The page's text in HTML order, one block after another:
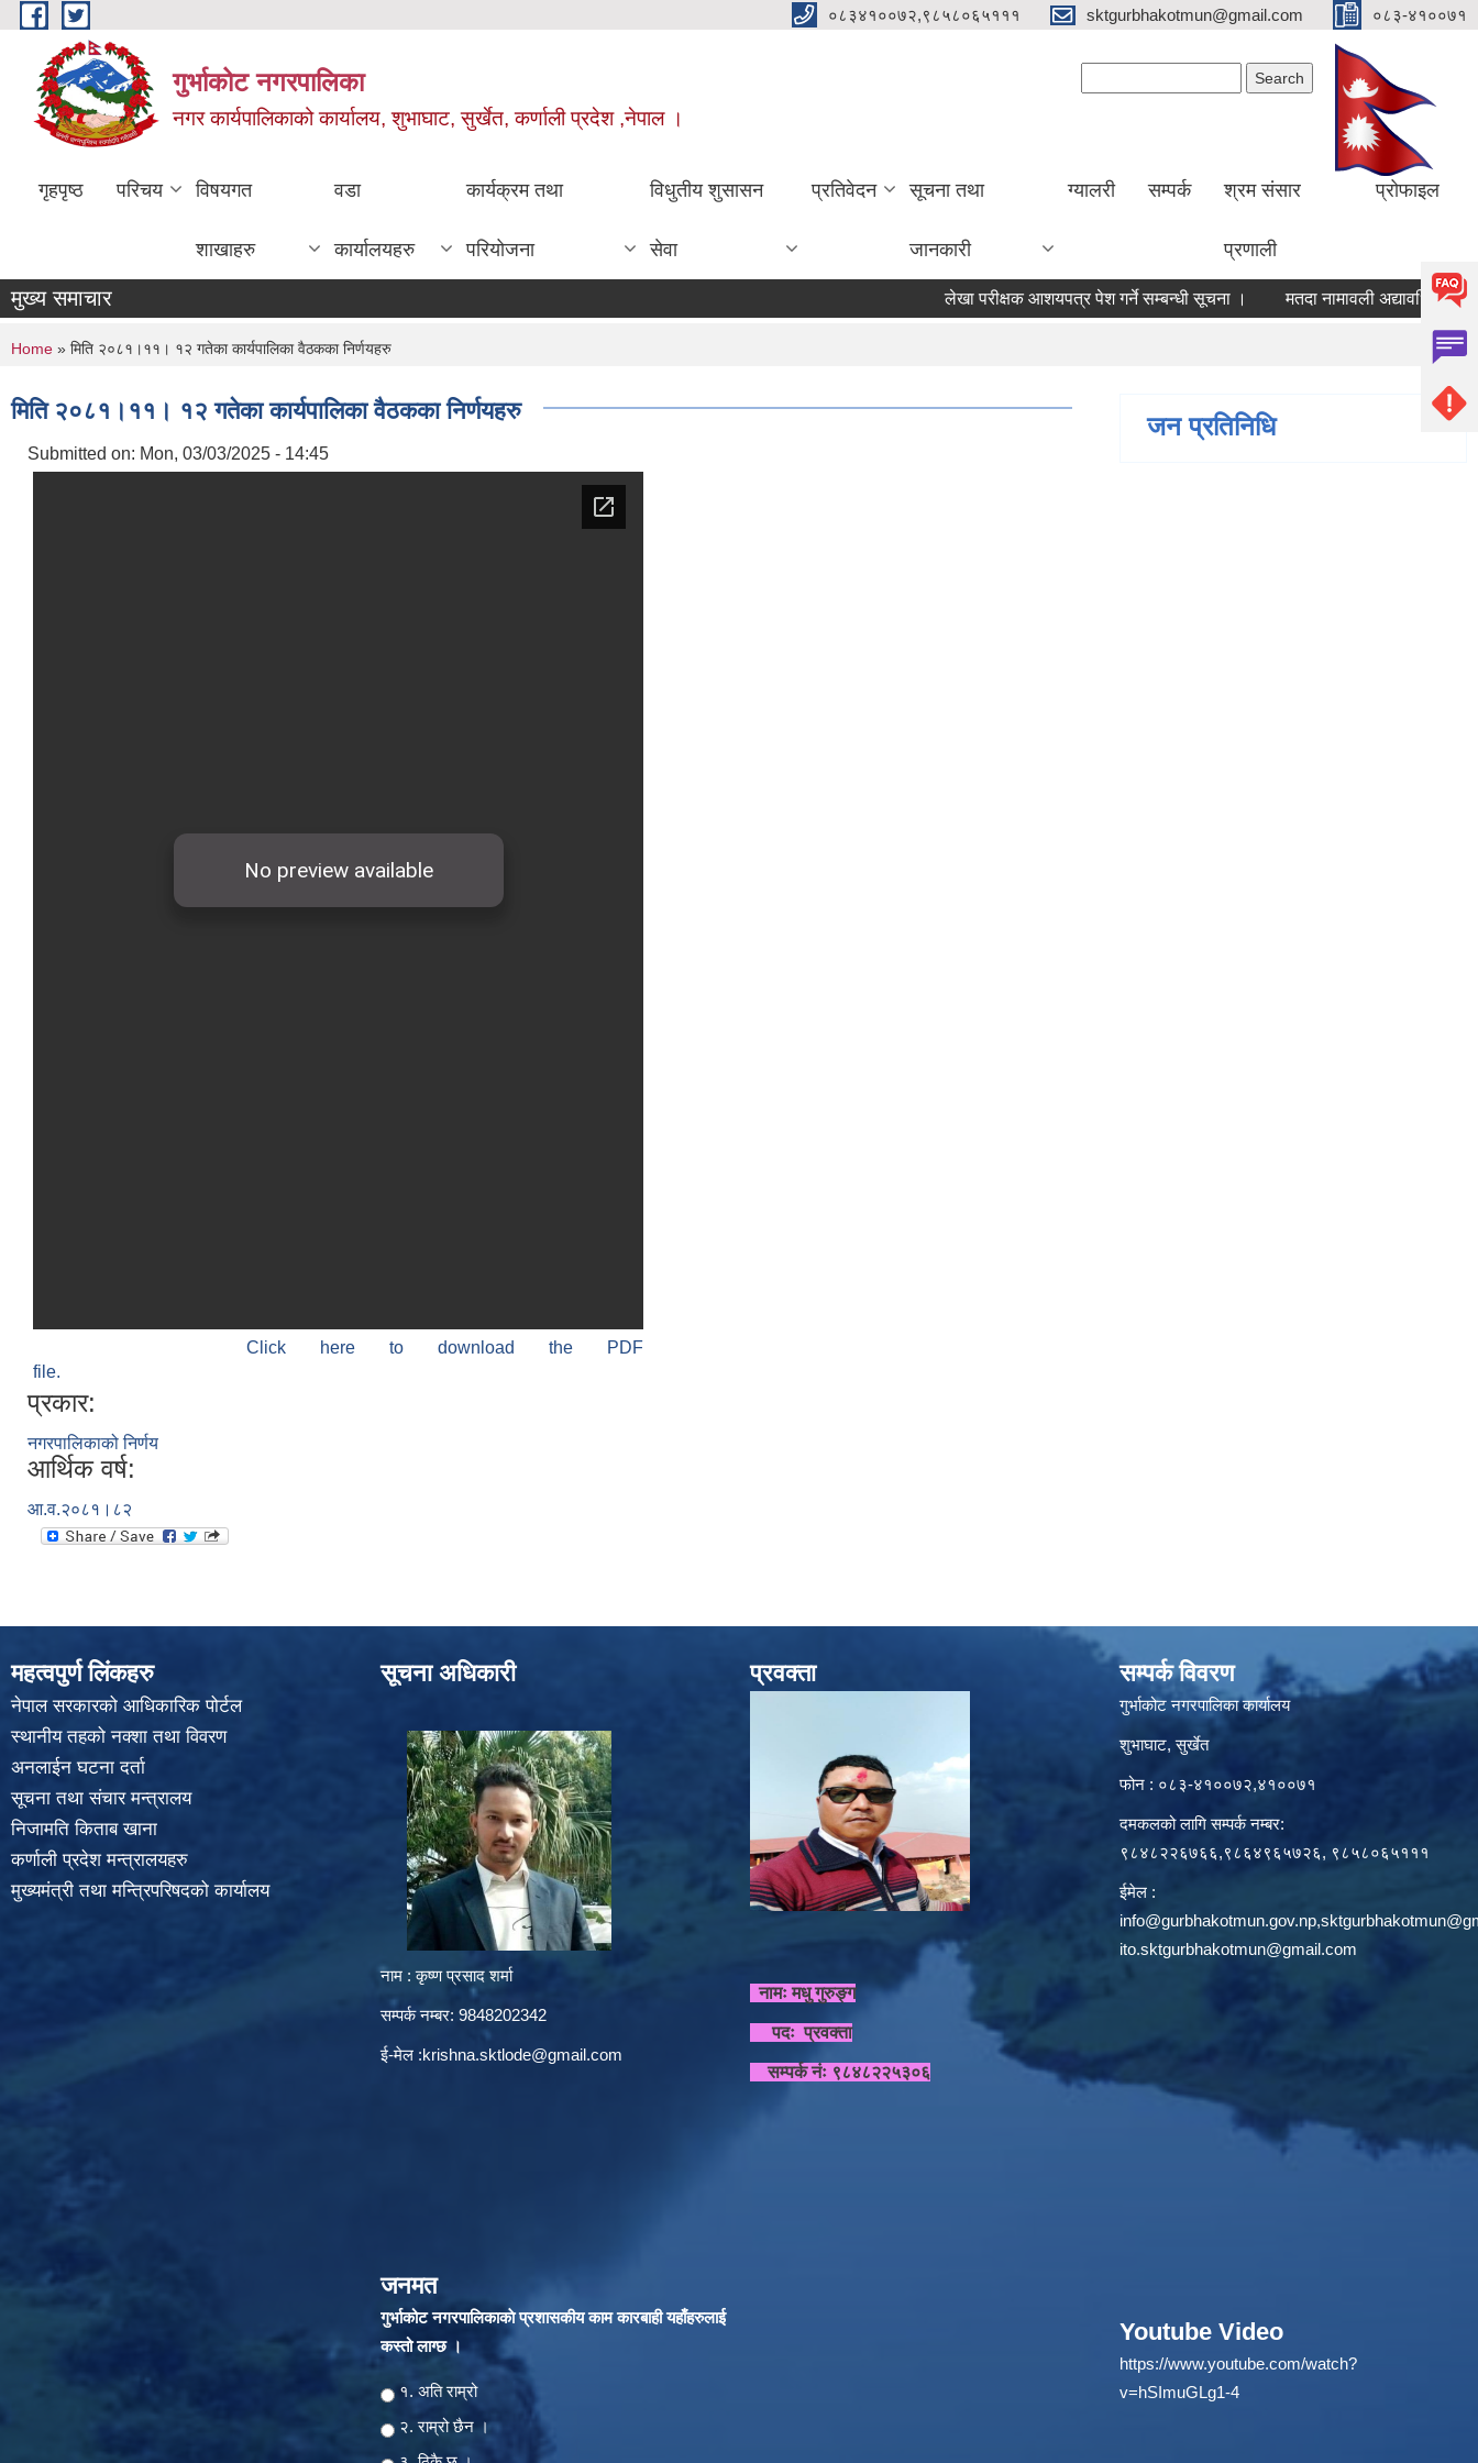
Skip to main content ०८३४१००७२,९८५८०६५१११ sktgurbhakotmun@gmail.com ०८३-४१००७१
गुर्भाकोट नगरपालिका
नगर कार्यपालिकाको कार्यालय, शुभाघाट, सुर्खेत, कर्णाली प्रदेश ,नेपाल ।
गृहपृष्ठ परिचय विषयगत
शाखाहरु
वडा
कार्यालयहरु
कार्यक्रम तथा
परियोजना
विधुतीय शुसासन
सेवा
प्रतिवेदन सूचना तथा
जानकारी
ग्यालरी सम्पर्क श्रम संसार
प्रणाली
प्रोफाइल
मुख्य समाचार लेखा परीक्षक आशयपत्र पेश गर्ने सम्बन्धी सूचना । मतदा नामावली अद्यावधिक गर्ने
You are here
Home » मिति २०८१।११। १२ गतेका कार्यपालिका वैठकका निर्णयहरु
मिति २०८१।११। १२ गतेका कार्यपालिका वैठकका निर्णयहरु
Submitted on: Mon, 03/03/2025 - 14:45
Click here to download the PDF
file.
प्रकार:
नगरपालिकाको निर्णय
आर्थिक वर्ष:
आ.व.२०८१।८२
जन प्रतिनिधि
महत्वपुर्ण लिंकहरु
नेपाल सरकारको आधिकारिक पोर्टल
स्थानीय तहको नक्शा तथा विवरण
अनलाईन घटना दर्ता
सूचना तथा संचार मन्त्रालय
निजामति किताब खाना
कर्णाली प्रदेश मन्त्रालयहरु
मुख्यमंत्री तथा मन्त्रिपरिषदको कार्यालय
सूचना अधिकारी
नाम : कृष्ण प्रसाद शर्मा
सम्पर्क नम्बर: 9848202342
ई-मेल :krishna.sktlode@gmail.com
जनमत
गुर्भाकोट नगरपालिकाकाे प्रशासकीय काम कारबाही यहाँहरुलाई
कस्तो लाग्छ ।
Choices
१. अति राम्रो
२‍‍. राम्रो छैन ।
प्रवक्ता
नामः मधु गुरुङ्ग
पदः प्रवक्ता
सम्पर्क नंः ९८४८२२५३०६
सम्पर्क विवरण
गुर्भाकोट नगरपालिका कार्यालय
शुभाघाट, सुर्खेत
फोन : ०८३-४१००७२,४१००७१
दमकलको लागि सम्पर्क नम्बर:
९८४८२२६७६६,९८६४९६५७२६, ९८५८०६५१११
ईमेल :
info@gurbhakotmun.gov.np,
ito.sktgurbhakotmun@gmail.com
Youtube Video
https://www.youtube.com/watch?
v=hSImuGLg1-4